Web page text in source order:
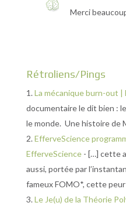
Merci
Rétroliens/Pings
La mécanique burn-out |
documentaire le dit bien :
le monde. Une histoire de
EfferveScience
EfferveScience- […] cette
aussi, portée par
fameux FOMO*, cette
Le Je(u) de la Théorie